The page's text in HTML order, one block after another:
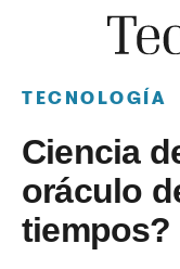
TECNOLOGÍA
Ciencia
oráculo
tiempos?